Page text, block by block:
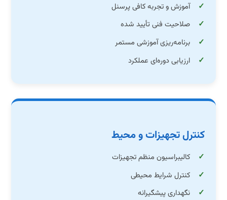
آموزش و تجربه کافی پرسنل
صلاحیت فنی تأیید شده
برنامه‌ریزی آموزشی مستمر
ارزیابی دوره‌ای عملکرد
کنترل تجهیزات و محیط
کالیبراسیون منظم تجهیزات
کنترل شرایط محیطی
نگهداری پیشگیرانه